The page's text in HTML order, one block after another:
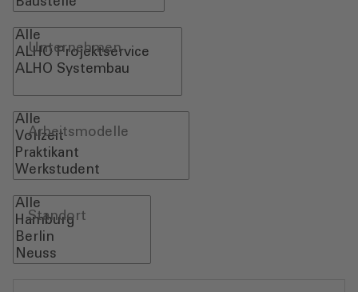
Unternehmen
Arbeitsmodelle
Standort